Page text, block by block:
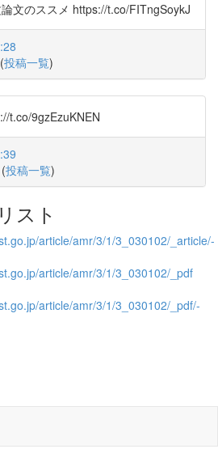
文のススメ https://t.co/FITngSoykJ
(投稿一覧)
t.co/9gzEzuKNEN
(投稿一覧)
スト
article/amr/3/1/3_030102/_article/-
article/amr/3/1/3_030102/_pdf
article/amr/3/1/3_030102/_pdf/-